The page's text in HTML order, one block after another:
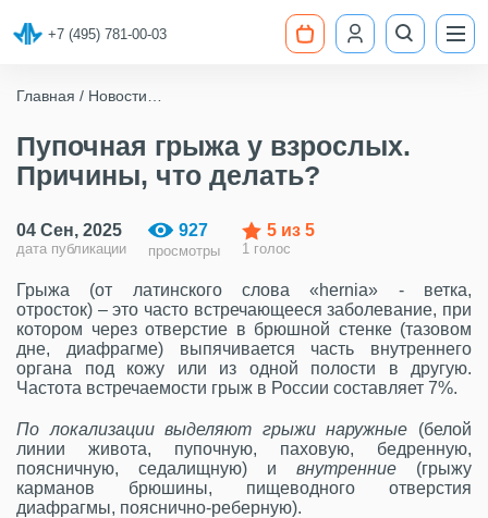
+7 (495) 781-00-03
Главная
Новости
Пупочная грыжа у взрослых.
Причины, что делать?
04 Сен, 2025
дата публикации
927
просмотры
5 из 5
1 голос
Грыжа (от латинского слова «hernia» - ветка,
отросток) – это часто встречающееся заболевание, при
котором через отверстие в брюшной стенке (тазовом
дне, диафрагме) выпячивается часть внутреннего
органа под кожу или из одной полости в другую.
Частота встречаемости грыж в России составляет 7%.
По локализации выделяют грыжи наружные (белой
линии живота, пупочную, паховую, бедренную,
поясничную, седалищную) и внутренние (грыжу
карманов брюшины, пищеводного отверстия
диафрагмы, пояснично-реберную).